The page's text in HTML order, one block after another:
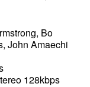
Bo
John Amaechi
128kbps